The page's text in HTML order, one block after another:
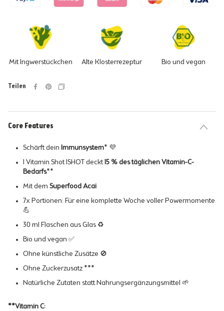
Mit Ingwerstückchen Alte Klosterrezeptur Bio und vegan
Teilen
Core Features
Schärft dein Immunsystem* 💜
1 Vitamin Shot 1SHOT deckt15 % des täglichen Vitamin-C-
Bedarfs**
Mit dem Superfood Acai
7x Portionen: Für eine komplette Woche voller Powermomente
💪
30 ml Flaschen aus Glas ♻️
Bio und vegan ✅
Ohne künstliche Zusätze 🚫
Ohne Zuckerzusatz ***
Natürliche Zutaten statt Nahrungsergänzungsmittel 🌱
**Vitamin C: